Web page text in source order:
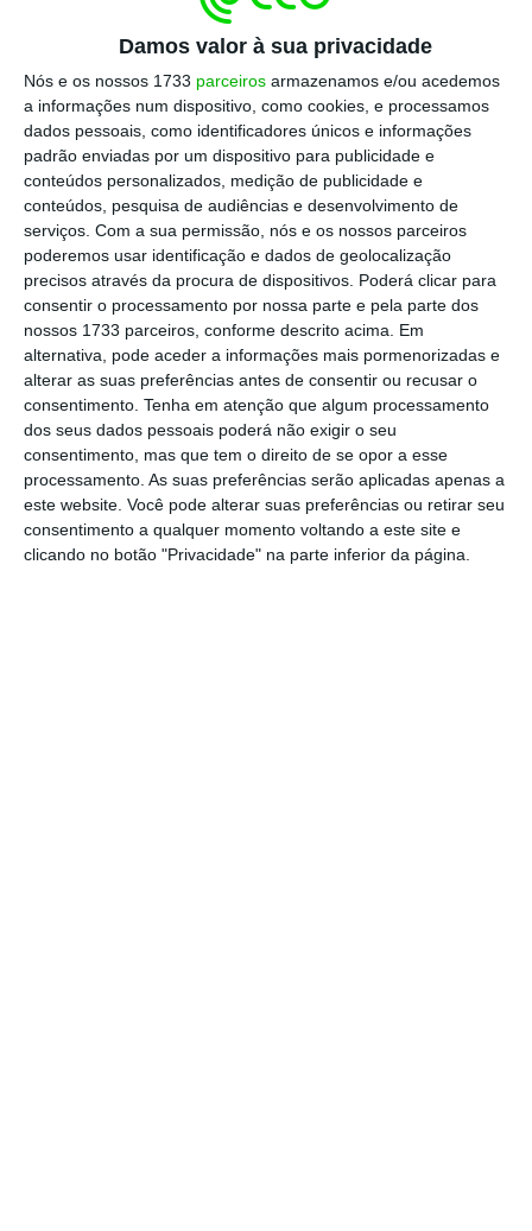
Damos valor à sua privacidade
Nós e os nossos 1733 parceiros armazenamos e/ou acedemos
a informações num dispositivo, como cookies, e processamos
dados pessoais, como identificadores únicos e informações
padrão enviadas por um dispositivo para publicidade e
conteúdos personalizados, medição de publicidade e
conteúdos, pesquisa de audiências e desenvolvimento de
serviços. Com a sua permissão, nós e os nossos parceiros
poderemos usar identificação e dados de geolocalização
precisos através da procura de dispositivos. Poderá clicar para
consentir o processamento por nossa parte e pela parte dos
nossos 1733 parceiros, conforme descrito acima. Em
alternativa, pode aceder a informações mais pormenorizadas e
alterar as suas preferências antes de consentir ou recusar o
consentimento. Tenha em atenção que algum processamento
dos seus dados pessoais poderá não exigir o seu
consentimento, mas que tem o direito de se opor a esse
processamento. As suas preferências serão aplicadas apenas a
este website. Você pode alterar suas preferências ou retirar seu
consentimento a qualquer momento voltando a este site e
clicando no botão "Privacidade" na parte inferior da página.
A líder da CE explicou que a Europa tem uma
estratégia para o desenvolvimento da IA
baseada em três pilares, no último dia da
reunião que desde sábado reúne chefes de
Estado e de Governo do grupo de países
desenvolvidos e emergentes no centro de
exposições Nasrec de Joanesburgo, sob a
presidência rotativa sul-africana.
O primeiro pilar, precisou, são os “grandes
investimentos em grandes infraestruturas
soberanas de computação de IA, que
chamamos de gigafábricas de IA“. O interesse
do setor privado é esmagador: inicialmente
planeamos construir 15 dessas fábricas.
“Recebemos mais de 74 propostas”, afirmou.